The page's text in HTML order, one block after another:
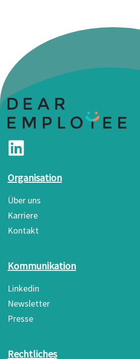
Organisation
Über uns
Karriere
Kontakt
Kommunikation
Linkedin
Newsletter
Presse
Rechtliches